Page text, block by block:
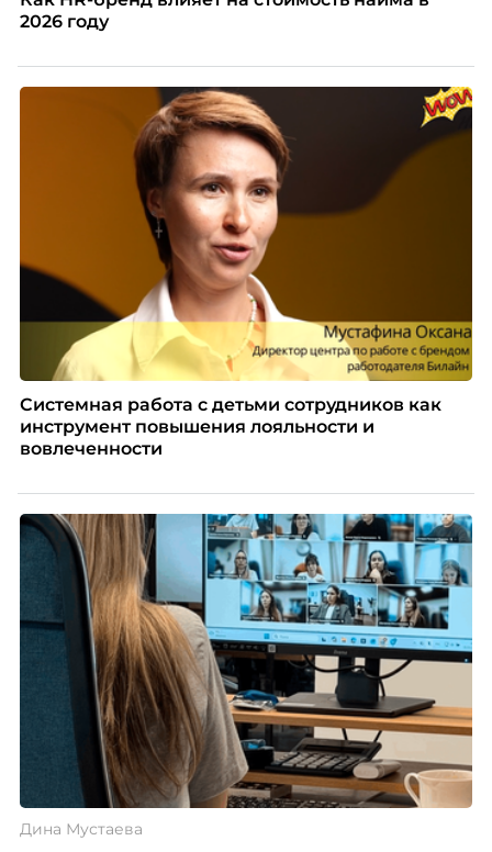
2026 году
Системная работа с детьми сотрудников как
инструмент повышения лояльности и
вовлеченности
Дина Мустаева